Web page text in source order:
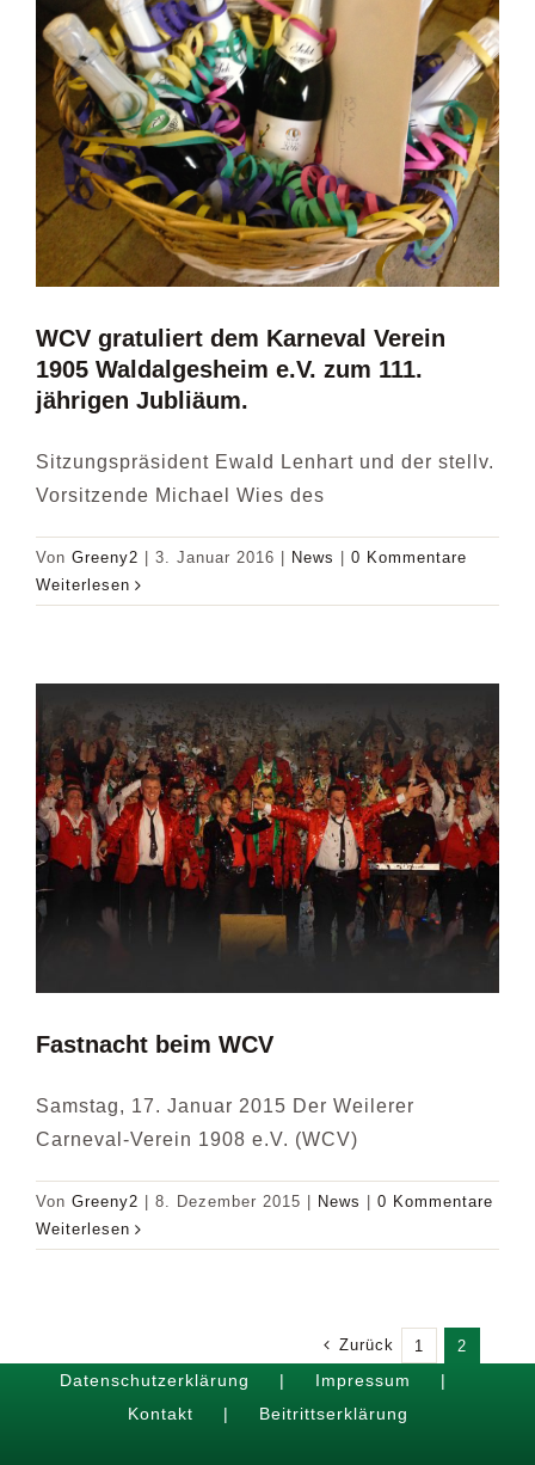
WCV gratuliert dem Karneval Verein
1905 Waldalgesheim e.V. zum 111.
jährigen Jubliäum.
Sitzungspräsident Ewald Lenhart und der stellv.
Vorsitzende Michael Wies des
Von Greeny2 3. Januar 2016 News
0 Kommentare
Weiterlesen
Fastnacht beim WCV
Samstag, 17. Januar 2015 Der Weilerer
Carneval-Verein 1908 e.V. (WCV)
Von Greeny2 8. Dezember 2015 News
0 Kommentare
Weiterlesen
Zurück 1 2
Datenschutzerklärung
Impressum
Kontakt
Beitrittserklärung